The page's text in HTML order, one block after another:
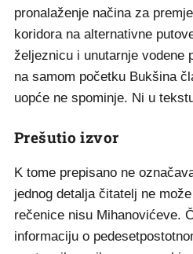
pronalaženje načina za
koridora na alternativne
željeznicu i unutarnje vodene
na samom početku Bukšina
uopće ne spominje. Ni u
Prešutio izvor
K tome prepisano ne
jednog detalja čitatelj ne
rečenice nisu Mihanovićeve.
informaciju o